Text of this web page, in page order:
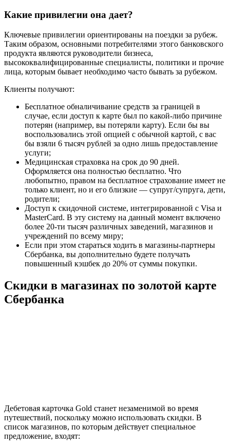
Какие привилегии она дает?
Ключевые привилегии ориентированы на поездки за рубеж.
Таким образом, основными потребителями этого банковского
продукта являются руководители бизнеса,
высококвалифицированные специалисты, политики и прочие
лица, которым бывает необходимо часто бывать за рубежом.
Клиенты получают:
Бесплатное обналичивание средств за границей в
случае, если доступ к карте был по какой-либо причине
потерян (например, вы потеряли карту). Если бы вы
воспользовались этой опцией с обычной картой, с вас
бы взяли 6 тысяч рублей за одно лишь предоставление
услуги;
Медицинская страховка на срок до 90 дней.
Оформляется она полностью бесплатно. Что
любопытно, правом на бесплатное страхование имеет не
только клиент, но и его близкие — супруг/супруга, дети,
родители;
Доступ к скидочной системе, интегрированной с Visa и
MasterCard. В эту систему на данный момент включено
более 20-ти тысяч различных заведений, магазинов и
учреждений по всему миру;
Если при этом стараться ходить в магазины-партнеры
Сбербанка, вы дополнительно будете получать
повышенный кэшбек до 20% от суммы покупки.
Скидки в магазинах по золотой карте
Сбербанка
Дебетовая карточка Gold станет незаменимой во время
путешествий, поскольку можно использовать скидки. В
список магазинов, по которым действует специальное
предложение, входят: